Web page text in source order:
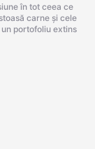
în tot ceea ce
carne și cele
portofoliu extins